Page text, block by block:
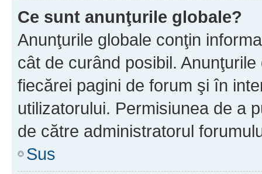
Ce sunt anunţurile globale?
Anunţurile globale conţin
cât de curând posibil.
fiecărei pagini de forum şi în
utilizatorului. Permisiunea de a
de către administratorul
Sus